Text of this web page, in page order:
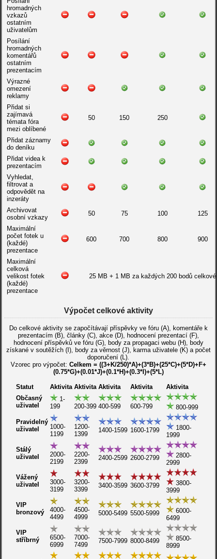
hromadných
vzkazů
ostatním
uživatelům
Posílání
hromadných
komentářů
ostatním
prezentacím
Výrazné
omezení
reklamy
Přidat si
zajímavá
témata fóra
mezi oblíbené
50 150 250
Přidat záznamy
do deníku
Přidat videa k
prezentacím
Vyhledat,
filtrovat a
odpovědět na
inzeráty
Archivovat
osobní vzkazy
50 75 100 125
Maximální
počet fotek u
(každé)
prezentace
600 700 800 900
Maximální
celková
velikost fotek
(každé)
prezentace
25 MB + 1 MB za každých 200 bodů
Výpočet celkové aktivity
Do celkové aktivity se započítávají příspěvky ve fóru (A), komentáře k
prezentacím (B), články (C), akce (D), hodnocení prezentací (F),
hodnocení příspěvků ve fóru (G), body za propagaci webu (H), body
získané v soutěžích (I), body za věrnost (J), karma uživatele (K) a počet
doporučení (L).
Vzorec pro výpočet: Celkem = ((3+K/250)*A)+(3*B)+(25*C)+(5*D)+F+
(0.75*G)+(0.01*J)+(0.1*H)+(0.3*I)+(5*L)
Statut Aktivita Aktivita Aktivita Aktivita
Aktivita
Občasný
uživatel
1-
199
200-399 400-599 600-799
800-999
Pravidelný
uživatel
1000-
1199
1200-
1399
1400-1599 1600-1799
1800-
1999
Stálý
uživatel
2000-
2199
2200-
2399
2400-2599 2600-2799
2800-
2999
Vážený
uživatel
3000-
3199
3200-
3399
3400-3599 3600-3799
3800-
3999
VIP
bronzový
4000-
4499
4500-
4999
5000-5499 5500-5999
6000-
6499
VIP
stříbrný
6500-
6999
7000-
7499
7500-7999 8000-8499
8500-
8999